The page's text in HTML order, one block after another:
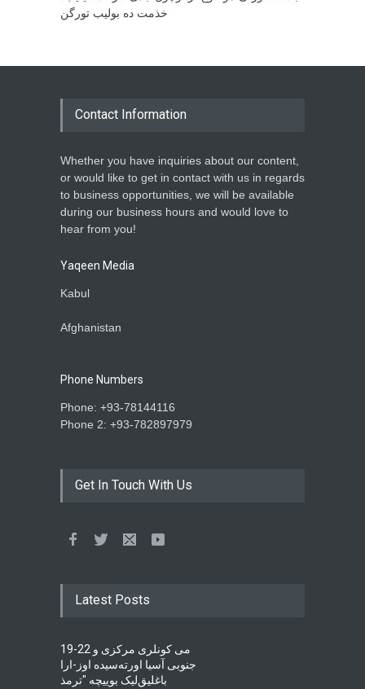
خذمت ده بولیب تورگن
Contact Information
Whether you have inquiries about our content,
or would like to get in contact with us in regards
to business opportunities, we will be available
during our business hours and would love to
hear from you!
Yaqeen Media
Kabul
Afghanistan
Phone Numbers
Phone: +93-78144116
Phone 2: +93-782897979
Get In Touch With Us
Latest Posts
19-22 می کونلری مرکزی و
جنوبی آسیا اورته‌سیده اوز-ارا
باغلیق‌لیک بوییچه "ترمذ